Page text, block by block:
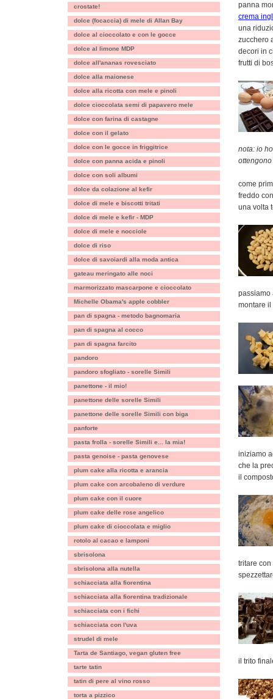
crostate!
dolce (focaccia) di mele di Allan Bay
dolce al cioccolato e con le gocce
dolce al limone MDP
dolce all'ananas rovesciato
dolce alla maionese
dolce alla ricotta con mele e pinoli
dolce cioccolata semi di papavero mele
dolce con farina di castagne
dolce con il gelato
dolce con le gocce in friggitrice
dolce con panna acida e pinoli
dolce con soli albumi
dolce da colazione al kefir
dolce di mele e biscotti tritati
dolce di mele e kefir - MDP
dolce di mele e nocciole
dolce di riso
dolce di savoiardi alla moda antica
gateau meringato alle noci
marmorizzato mascarpone e cioccolato
Michelle Obama's apple cobbler
pan di spagna - metodo bagnomaria
pan di spagna al cocco
pan di spagna farcito
pandoro
pandoro sfogliato - sorelle Simili
panettone - il mio!
panettone delle sorelle Simili
panettone delle sorelle Simili con biga
panforte
pasta frolla - sorelle Simili e... la mia!
pasta genoise - pasta genovese
plum cake alla ricotta e arancia
plum cake con arcobaleno di verdure
plum cake con il cuore
plum cake delle rose angelico
plum cake di cioccolata e miglio
rotolo al cacao e lamponi
sbrisolona
sbrisolona alla nutella
schiacciata alla fiorentina
schiacciata alla fiorentina tradizionale
schiacciata con i fichi
schiacciata con l'uva
strudel di mele
Tarta de Santiago, vegan gluten free
tarte tatin
tatin di pere al vino rosso
torta a pizzico
panna
crema
una
zucchero
decori in
frutti di
nota: io
come
freddo
una volta
passiamo
montare
iniziamo
che la
il
tritare
il trito